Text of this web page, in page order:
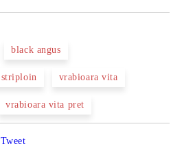
black angus
striploin vrabioara vita
vrabioara vita pret
Tweet